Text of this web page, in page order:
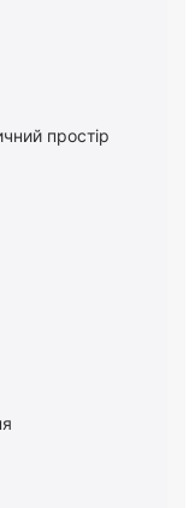
простір